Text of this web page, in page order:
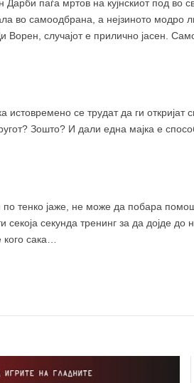
паѓа мртов на кујнскиот под во
во самоодбрана, а нејзиното модро
Ворен, случајот е прилично јасен.
истовремено се трудат да ги откријат
Зошто? И дали една мајка е
тенко јаже, не може да побара
секунда тренинг за да дојде
сака…